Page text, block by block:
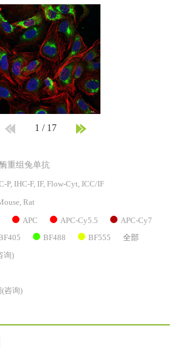
1 / 17
重组兔单抗
P, IHC-F, IF, Flow-Cyt, ICC/IF
Rat
APC APC-Cy5.5 APC-Cy7
BF488 BF555 全部
询)
(咨询)